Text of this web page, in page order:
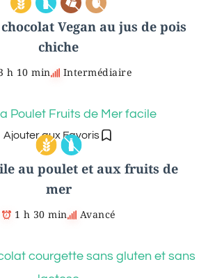
Vegan au jus de pois
chiche
h 10 min Intermédiaire
Ajouter aux Favoris
au poulet et aux fruits de
mer
1 h 30 min Avancé